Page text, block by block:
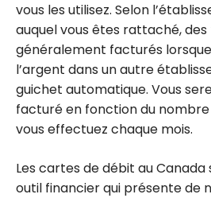
vous les utilisez. Selon
auquel vous êtes rattaché, des
généralement facturés
l’argent dans un autre
guichet automatique. Vous
facturé en fonction du
vous effectuez chaque mois.
Les cartes de débit au
outil financier qui présente de